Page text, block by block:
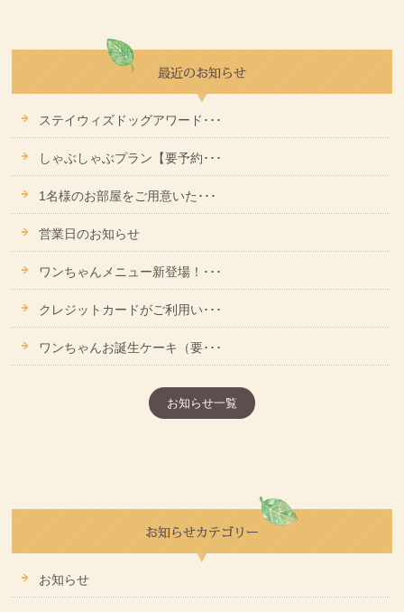
ステイウィズドッグアワード･･･
しゃぶしゃぶプラン【要予約･･･
1名様のお部屋をご用意いた･･･
営業日のお知らせ
ワンちゃんメニュー新登場！･･･
クレジットカードがご利用い･･･
ワンちゃんお誕生ケーキ（要･･･
お知らせ一覧
お知らせ